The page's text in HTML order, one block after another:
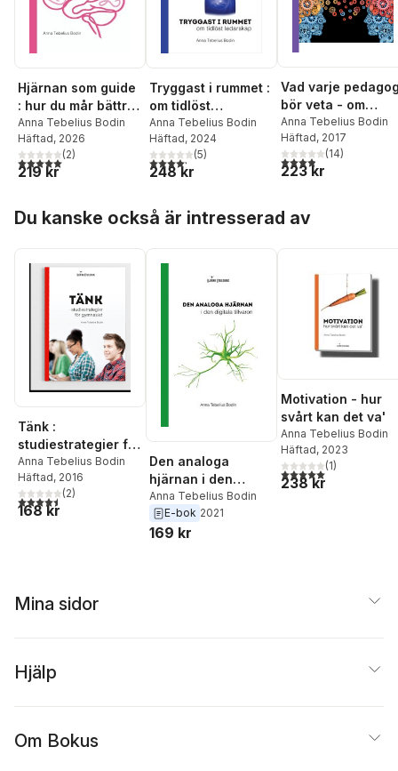
Hjärnan som guide
: hur du mår bättre,
förstår bättre och
gör bättre val
Anna Tebelius Bodin
Häftad, 2026
5,0utav 5 stjärnor. Totalt antal röster:
(2)
219 kr
Tryggast i rummet :
om tidlöst
ledarskap
Anna Tebelius Bodin
Häftad, 2024
4,2utav 5 stjärnor. Totalt antal röster:
(5)
248 kr
Vad varje
bör veta - om
hjärnan, inlärning
och motivation
Anna Tebelius Bodin
Häftad, 2017
3,9utav 5 stjärnor.
(14)
223 kr
Du kanske också är intresserad av
Tänk :
studiestrategier för
gymnasiet
Anna Tebelius Bodin
Häftad, 2016
4,5utav 5 stjärnor. Totalt antal röster:
(2)
168 kr
Den analoga
hjärnan i den
digitala tillvaron
Anna Tebelius Bodin
E-bok 2021
169 kr
Motivation - hur
svårt kan det va'
Anna Tebelius Bodin
Häftad, 2023
5,0utav 5 stjärnor.
(1)
238 kr
Mina sidor
Hjälp
Om Bokus